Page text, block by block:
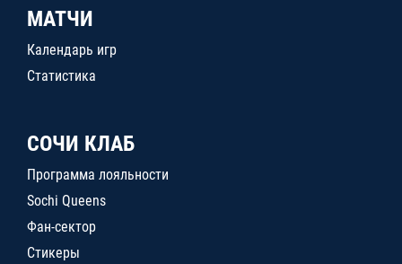
МАТЧИ
Календарь игр
Статистика
СОЧИ КЛАБ
Программа лояльности
Sochi Queens
Фан-сектор
Стикеры